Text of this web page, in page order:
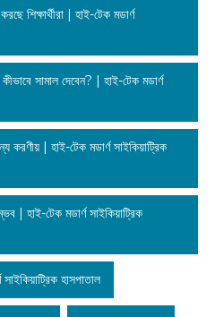
শিক্ষার্থীরা | হাই-টেক মডার্ণ
সামাল দেবেন? | হাই-টেক মডার্ণ
| হাই-টেক মডার্ণ সাইকিয়াট্রিক
| হাই-টেক মডার্ণ সাইকিয়াট্রিক
হাসপাতাল